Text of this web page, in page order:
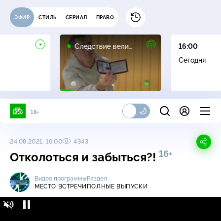
ЭФИР СТИЛЬ СЕРИАЛ ПРАВО
Следствие вели…
16:00
Сегодня
18+
24.08.2021, 16:00 4343
Отколоться и забыться?! 16+
Видео программы
МЕСТО ВСТРЕЧИ
Раздел
ПОЛНЫЕ ВЫПУСКИ